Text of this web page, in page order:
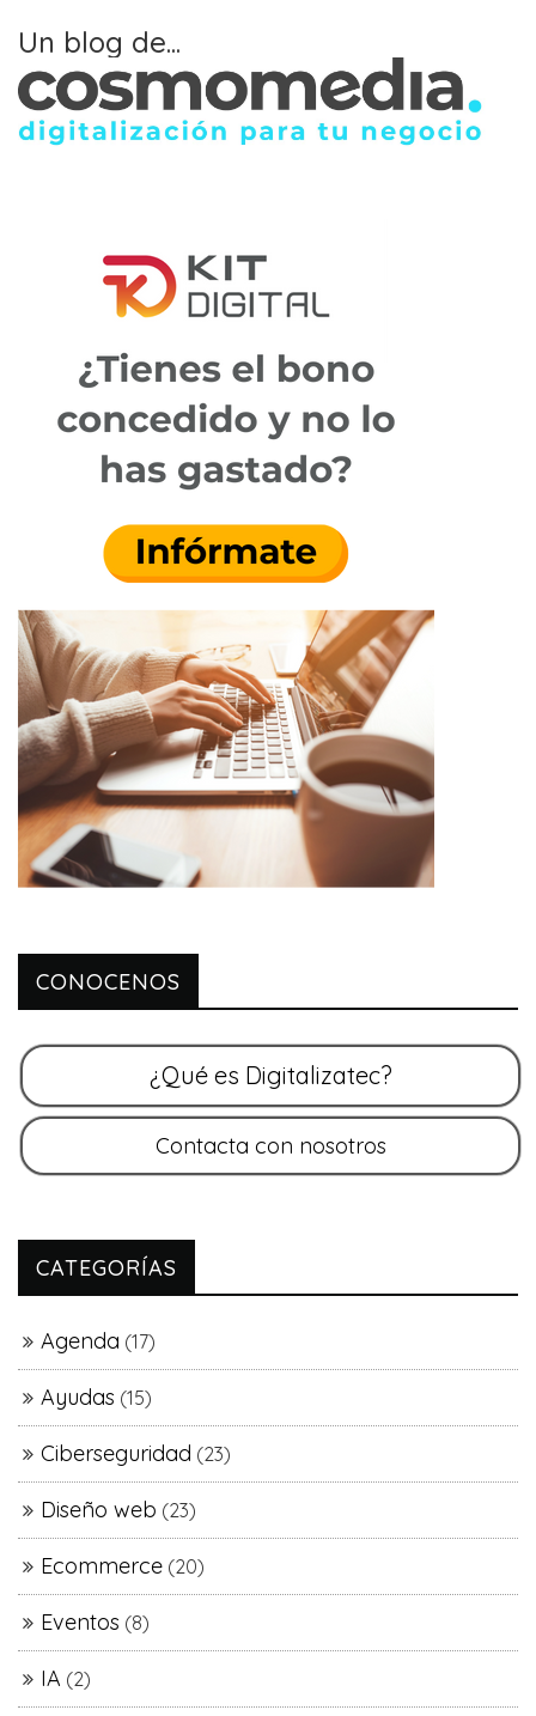
Un blog de...
CONOCENOS
CATEGORÍAS
Agenda (17)
Ayudas (15)
Ciberseguridad (23)
Diseño web (23)
Ecommerce (20)
Eventos (8)
IA (2)